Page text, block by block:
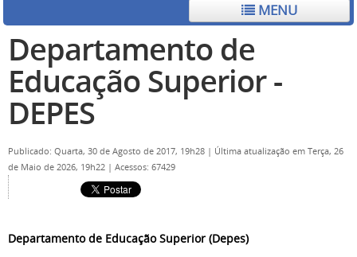
MENU
Departamento de
Educação Superior -
DEPES
Publicado: Quarta, 30 de Agosto de 2017, 19h28 | Última atualização em Terça, 26
de Maio de 2026, 19h22 | Acessos: 67429
Departamento de Educação Superior (Depes)